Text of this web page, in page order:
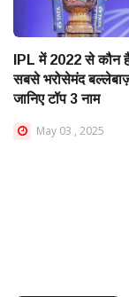
IPL में 2022 से कौन
सबसे भरोसेमंद
जानिए टॉप 3 नाम
May 03 , 2025